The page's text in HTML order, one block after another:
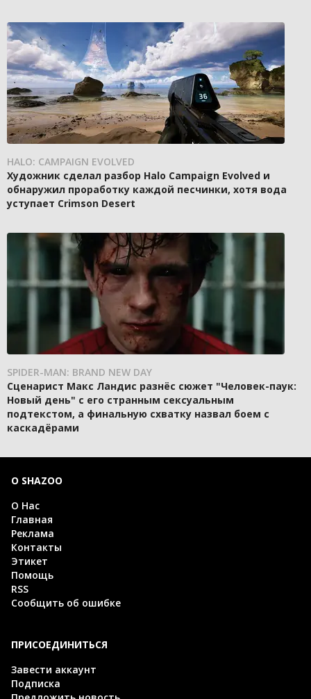
HALO: CAMPAIGN EVOLVED
Художник сделал разбор Halo Campaign Evolved и
обнаружил проработку каждой песчинки, хотя вода
уступает Crimson Desert
SPIDER-MAN: BRAND NEW DAY
Сценарист Макс Ландис разнёс сюжет "Человек-паук:
Новый день" с его странным сексуальным
подтекстом, а финальную схватку назвал боем с
каскадёрами
О SHAZOO
О Нас
Главная
Реклама
Контакты
Этикет
Помощь
RSS
Сообщить об ошибке
ПРИСОЕДИНИТЬСЯ
Завести аккаунт
Подписка